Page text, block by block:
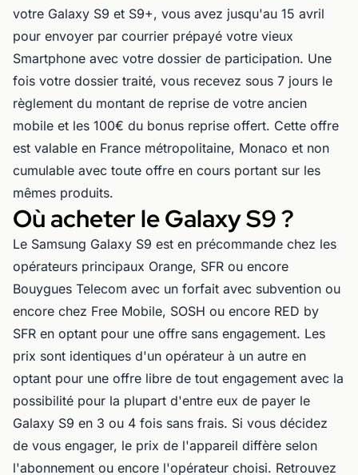
votre Galaxy S9 et S9+, vous avez jusqu'au 15 avril
pour envoyer par courrier prépayé votre vieux
Smartphone avec votre dossier de participation. Une
fois votre dossier traité, vous recevez sous 7 jours le
règlement du montant de reprise de votre ancien
mobile et les 100€ du bonus reprise offert. Cette offre
est valable en France métropolitaine, Monaco et non
cumulable avec toute offre en cours portant sur les
mêmes produits.
Où acheter le Galaxy S9 ?
Le Samsung Galaxy S9 est en précommande chez les
opérateurs principaux Orange, SFR ou encore
Bouygues Telecom avec un forfait avec subvention ou
encore chez Free Mobile, SOSH ou encore RED by
SFR en optant pour une offre sans engagement. Les
prix sont identiques d'un opérateur à un autre en
optant pour une offre libre de tout engagement avec la
possibilité pour la plupart d'entre eux de payer le
Galaxy S9 en 3 ou 4 fois sans frais. Si vous décidez
de vous engager, le prix de l'appareil diffère selon
l'abonnement ou encore l'opérateur choisi. Retrouvez